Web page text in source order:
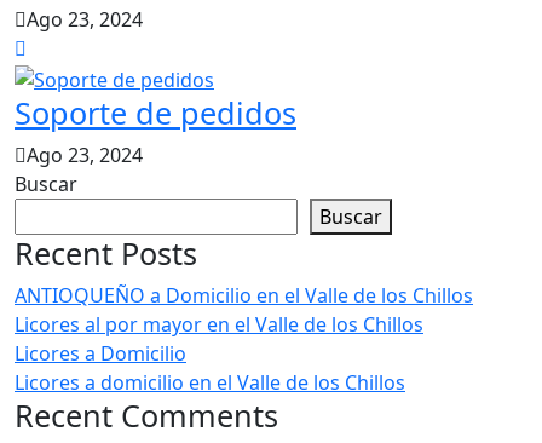
Ago 23, 2024
Soporte de pedidos
Ago 23, 2024
Buscar
Buscar
Recent Posts
ANTIOQUEÑO a Domicilio en el Valle de los Chillos
Licores al por mayor en el Valle de los Chillos
Licores a Domicilio
Licores a domicilio en el Valle de los Chillos
Recent Comments